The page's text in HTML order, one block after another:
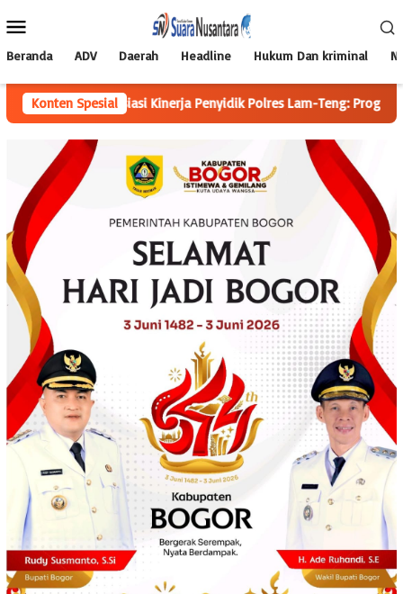
ke
Mobile
Beranda ADV Daerah Headline Hukum Dan kriminal
Konten Spesial
Apresiasi Kinerja Penyidik Polres Lam-Teng: Progres Laporan